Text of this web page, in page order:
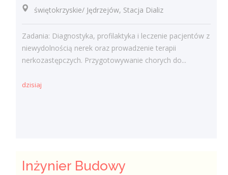
świętokrzyskie/ Jędrzejów, Stacja Dializ
Zadania: Diagnostyka, profilaktyka i leczenie pacjentów z
niewydolnością nerek oraz prowadzenie terapii
nerkozastępczych. Przygotowywanie chorych do...
dzisiaj
Inżynier Budowy